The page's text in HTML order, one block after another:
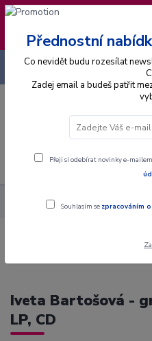
❣️ Od 4.8. do 13.8.
expedice
+420 725 736 293
Interpret B Bartošová
Iveta Bartošová -
LP, CD
Přednostní
Co nevidět budu rozesílat
Zadej email a budeš patřit
Přeji si odebírat novinky e-
Souhlasím se zpracováním